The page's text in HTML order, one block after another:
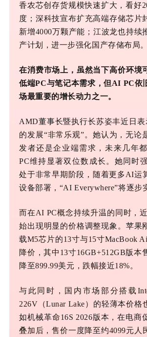
香农芯创存货规模快速扩大，看好
度；深科技宣布扩充高端存储芯片
新增4000万颗产能；江波龙也持续
产计划，进一步强化国产存储布局。
在消费市场上，虽然当下高价环境
低端PC与笔记本需求，但AI PC依
场最重要的增长动力之一。
AMD董事长暨执行长苏姿丰近日
的发展“非常乐观”。她认为，无论
发者还是企业端需求，未来几年
PC维持显著双位数成长。她同时
处于非常早期阶段，随着更多AI运
设备部署，“AI Everywhere”将逐步
而在AI PC概念持续升温的同时，
始出现明显的价格调整现象。苹果
载M5芯片的13寸与15寸MacBook
降价，其中13寸16GB+512GB版本
降至899.99美元，跌幅接近18%。
与此同时，国内市场部分搭载
226V（Lunar Lake）的轻薄本价格
如机械革命16S 2026版本，在电商
叠加后，售价一度降至约4099元人